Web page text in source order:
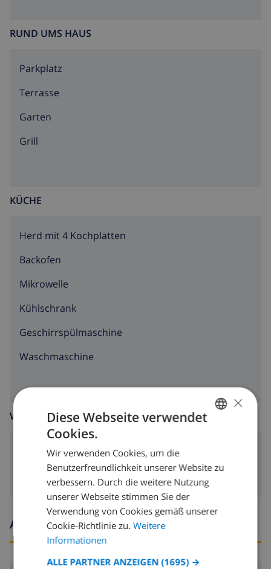
RUND UMS HAUS
Parkplatz
Terrasse
Garten
Grill
KÜCHE
Herd mit 4 Kochplatten
Backofen
Mikrowelle
Kühlschrank
Geschirrspülmaschine
Waschmaschine
WOHNZIMMER
Kamin
Ankunfts- und abfahrtszeiten
DUTCH
SPANISH
GERMAN
ITALIAN
×
Diese Webseite verwendet
Cookies.
Wir verwenden Cookies, um die
Benutzerfreundlichkeit unserer Website zu
verbessern. Durch die weitere Nutzung
unserer Webseite stimmen Sie der
Verwendung von Cookies gemäß unserer
Cookie-Richtlinie zu. Weitere
Informationen
ALLE PARTNER ANZEIGEN (1695) →